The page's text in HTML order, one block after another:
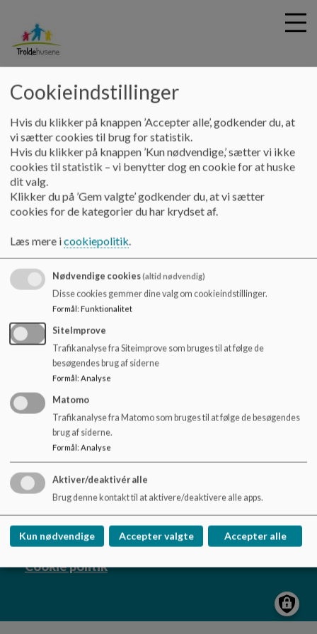
i
Troldehusene
Pædagogisk Læreplan/Tilsynsrapporter
Tilsynsrapport
Troldehaven
Tilsynsrapport Troldehaven
Tilsynsrapport for Troldehaven
Dokumenter
Tilsyn 2025 Troldehaven.pdf
Troldehusene
Østerrisvej 36 b
ltha@skivekommune.dk
99153370
5790000402533
Tilgængelighedserklæring
Sitemap
Cookie politik
Cookieindstillinger
Hvis du klikker på knappen ’Accepter alle’, godkender du, at
vi sætter cookies til brug for statistik.
Hvis du klikker på knappen ’Kun nødvendige,’ sætter vi ikke
cookies til statistik – vi benytter dog en cookie for at huske
dit valg.
Klikker du på ’Gem valgte’ godkender du, at vi sætter
cookies for de kategorier du har krydset af.
Læs mere icookiepolitik.
Nødvendige cookies(altid nødvendig)
Disse cookies gemmer dine valg om cookieindstillinger.
Formål: Funktionalitet
SiteImprove
Trafikanalyse fra Siteimprove som bruges til at følge de
besøgendes brug af siderne
Formål: Analyse
Matomo
Trafikanalyse fra Matomo som bruges til at følge de besøgendes
brug af siderne.
Formål: Analyse
Aktiver/deaktivér alle
Brug denne kontakt til at aktivere/deaktivere alle apps.
Kun nødvendige Accepter valgte Accepter alle